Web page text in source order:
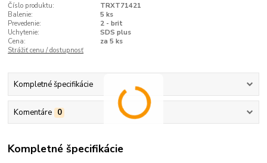
Číslo produktu:
TRXT71421
Balenie:
5 ks
Prevedenie:
2 - brit
Uchytenie:
SDS plus
Cena:
za 5 ks
Strážiť cenu / dostupnosť
Kompletné špecifikácie
Komentáre 0
Kompletné špecifikácie